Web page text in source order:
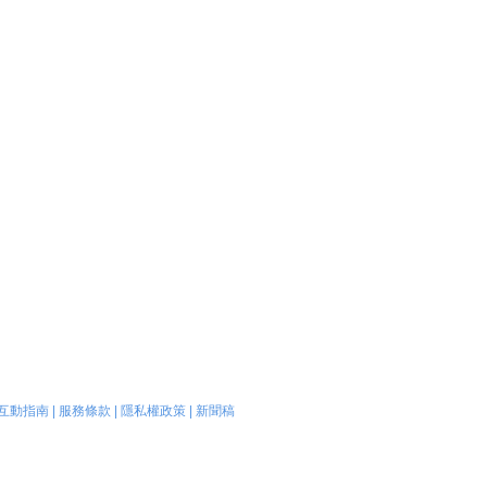
動指南| 服務條款 隱私權政策| 新聞稿